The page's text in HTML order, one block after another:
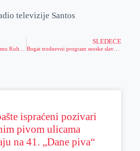
televizije Santos
Izmene u izložbenom programu Kulturnog centra Zrenjanina
SLEDEĆE
ispraćeni pozivari
pivom ulicama
na 41. „Dane piva“